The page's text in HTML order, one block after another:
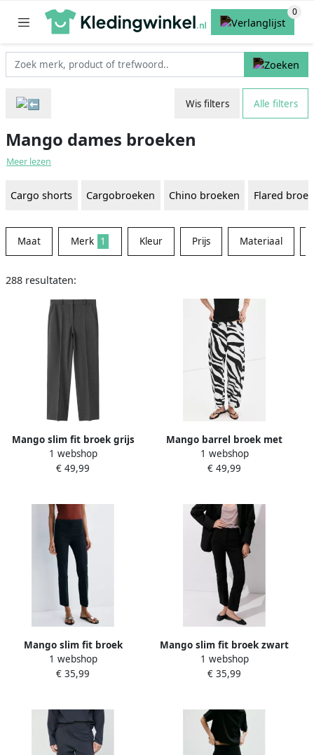
Wis filters Alle filters
Mango dames broeken
Meer lezen
Cargo shorts Cargobroeken Chino broeken Flared
Maat Merk 1 Kleur Prijs Materiaal
288 resultaten:
Mango slim fit broek grijs
1 webshop
€ 49,99
Mango barrel broek met
zebraprint zwart
1 webshop
€ 49,99
Mango slim fit broek
marineblauw
1 webshop
€ 35,99
Mango slim fit broek zwart
1 webshop
€ 35,99